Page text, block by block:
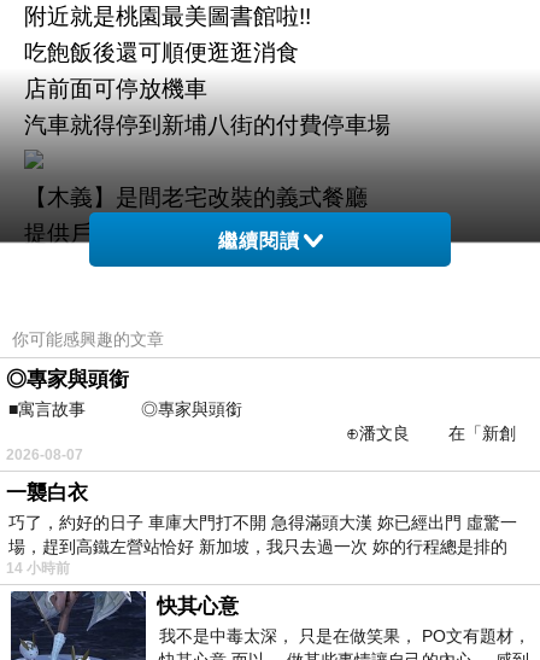
附近就是桃園最美圖書館啦!!
吃飽飯後還可順便逛逛消食
店前面可停放機車
汽車就得停到新埔八街的付費停車場
【木義】是間老宅改裝的義式餐廳
提供戶外及室內的用餐空間
光是這個室外區就特別有氛圍感
在此吃飯也是一種超值享受耶!!
繼續閱讀
你可能感興趣的文章
◎專家與頭銜
■寓言故事 ◎專家與頭銜
⊕潘文良 在「新創
之谷」裡——
2026-08-07
一襲白衣
巧了，約好的日子 車庫大門打不開 急得滿頭大漢 妳已經出門 虛驚一
場，趕到高鐵左營站恰好 新加坡，我只去過一次 妳的行程總是排的
14 小時前
快其心意
我不是中毒太深， 只是在做笑果， PO文有題材，